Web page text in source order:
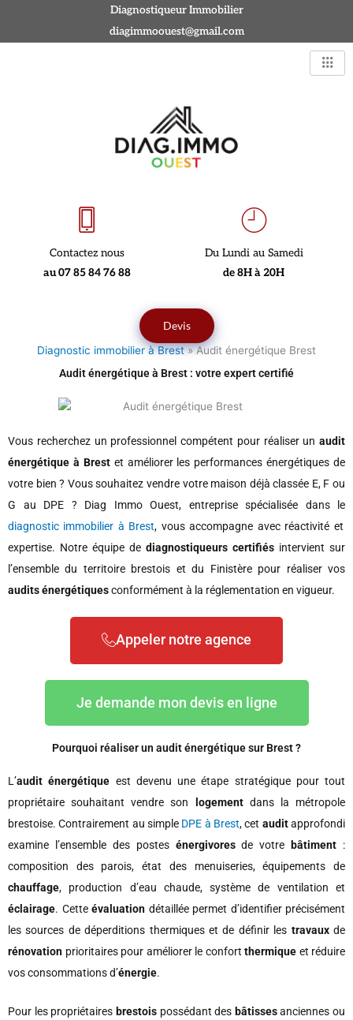
contenu
Diagnostiqueur Immobilier
diagimmoouest@gmail.com
Contactez nous
au 07 85 84 76 88
Du Lundi au Samedi
de 8H à 20H
Devis
Diagnostic immobilier à Brest»Audit énergétique Brest
Audit énergétique à Brest : votre expert certifié
Vous recherchez un professionnel compétent pour réaliser un audit
énergétique à Brestet améliorer les performances énergétiques de
votre bien ? Vous souhaitez vendre votre maison déjà classée E, F ou
G au DPE ? Diag Immo Ouest, entreprise spécialisée dans le
diagnostic immobilier à Brest, vous accompagne avec réactivité et
expertise. Notre équipe de diagnostiqueurs certifiés intervient sur
l’ensemble du territoire brestois et du Finistère pour réaliser vos
audits énergétiquesconformément à la réglementation en vigueur.
Appeler notre agence
Je demande mon devis en ligne
Pourquoi réaliser un audit énergétique sur Brest ?
L’audit énergétique est devenu une étape stratégique pour tout
propriétaire souhaitant vendre son
logementdans la métropole
brestoise. Contrairement au simple DPE à Brest, cet auditapprofondi
examine l’ensemble des postes énergivoresde votre bâtiment :
composition des parois, état des menuiseries, équipements de
chauffage, production d’eau chaude, système de ventilation et
éclairage. Cette évaluation détaillée permet d’identifier précisément
les sources de déperditions thermiques et de définir les travauxde
rénovation prioritaires pour améliorer le confort thermique et réduire
vos consommations d’énergie.
Pour les propriétaires brestoispossédant des bâtissesanciennes ou